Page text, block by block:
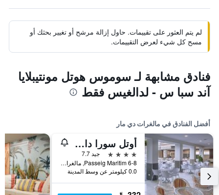
لم يتم العثور على تقييمات. حاول إزالة مرشح أو تغيير بحثك أو
مسح كل شيء لعرض التقييمات.
فنادق مشابهة لـ سوموس هوتل مونتيبلايا
آند سبا س - لدالغيس فقط
أفضل الفنادق في مالغرات دي مار
أوتل سورا داورادا سبلاس
4 نجوم
جيد 7.7
Passeig Maritim 6-8, مالغرات دي مار, كاتالونيا, أسبانيا
0.0 كيلومتر عن وسط المدينة